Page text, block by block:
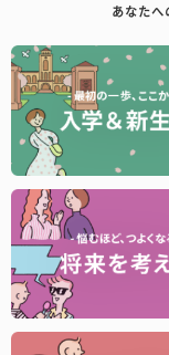
あなたへ